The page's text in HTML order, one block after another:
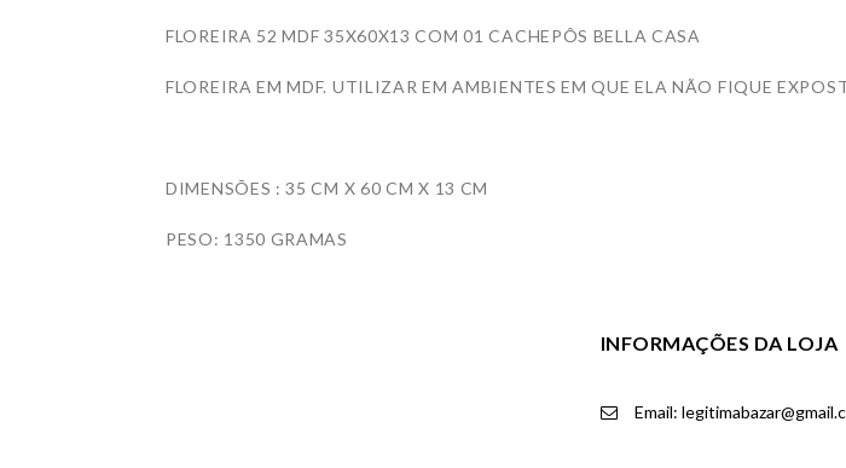
FLOREIRA 52 MDF 35X60X13 COM 01 CACHEPÔS BELLA CASA
FLOREIRA EM MDF. UTILIZAR EM AMBIENTES EM QUE ELA NÃO FIQUE
DIMENSÕES : 35 CM X 60 CM X 13 CM
PESO: 1350 GRAMAS
INFORMAÇÕES DA LOJA
Email: